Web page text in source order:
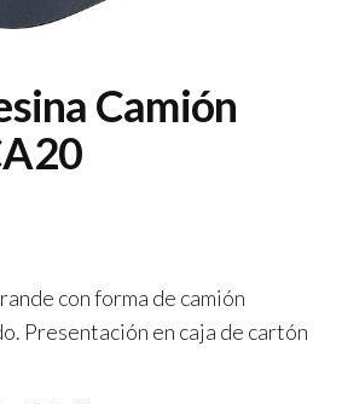
Camión
con forma de camión
Presentación en caja de cartón